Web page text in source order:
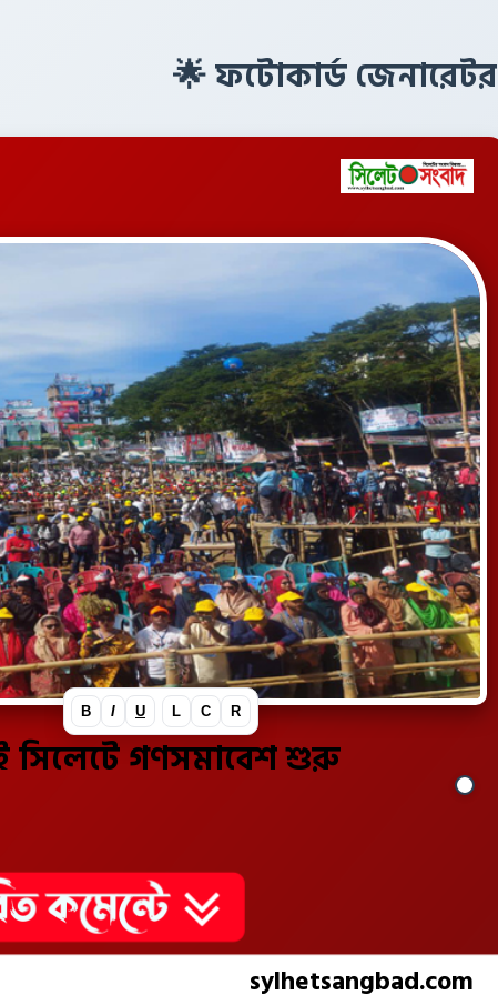
🌟 ফটোকার্ড জেনারেটর
সিলেটে গণসমাবেশ শুরু
sylhetsangbad.com
B I U L C R